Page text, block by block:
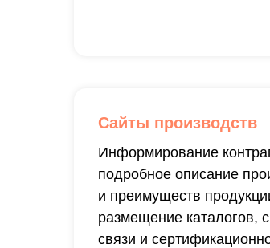
Сайты производств
Информирование
подробное описание
и преимуществ
размещение каталогов,
связи и